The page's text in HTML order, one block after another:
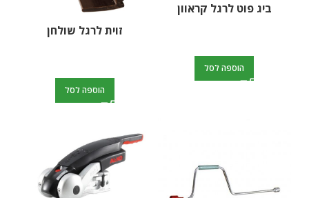
ביג פוט לרגל קראוון
הוספה לסל
זוית לרגל שולחן
הוספה לסל